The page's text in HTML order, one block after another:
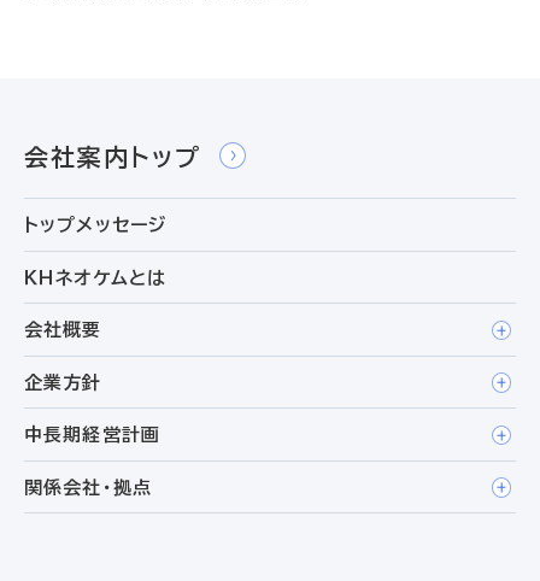
会社案内トップ
トップメッセージ
ＫＨネオケムとは
会社概要
企業方針
中長期経営計画
関係会社・拠点